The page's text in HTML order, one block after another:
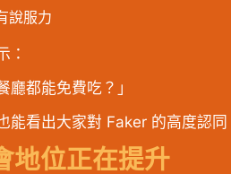
說服力
：
廳都能免費吃？」
能看出大家對 Faker 的高度認同
地位正在提升